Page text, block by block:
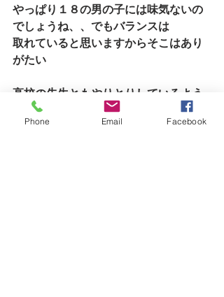
やっぱり１８の男の子には味気ないの
でしょうね、、でもバランスは
取れていると思いますからそこはあり
がたい
高校の先生ともやりとりしているよう
で助かります。
Phone Email Facebook